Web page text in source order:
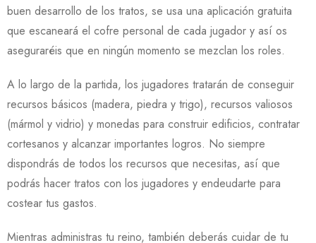
buen desarrollo de los tratos, se usa una aplicación gratuita
que escaneará el cofre personal de cada jugador y así os
aseguraréis que en ningún momento se mezclan los roles.
A lo largo de la partida, los jugadores tratarán de conseguir
recursos básicos (madera, piedra y trigo), recursos valiosos
(mármol y vidrio) y monedas para construir edificios, contratar
cortesanos y alcanzar importantes logros. No siempre
dispondrás de todos los recursos que necesitas, así que
podrás hacer tratos con los jugadores y endeudarte para
costear tus gastos.
Mientras administras tu reino, también deberás cuidar de tu